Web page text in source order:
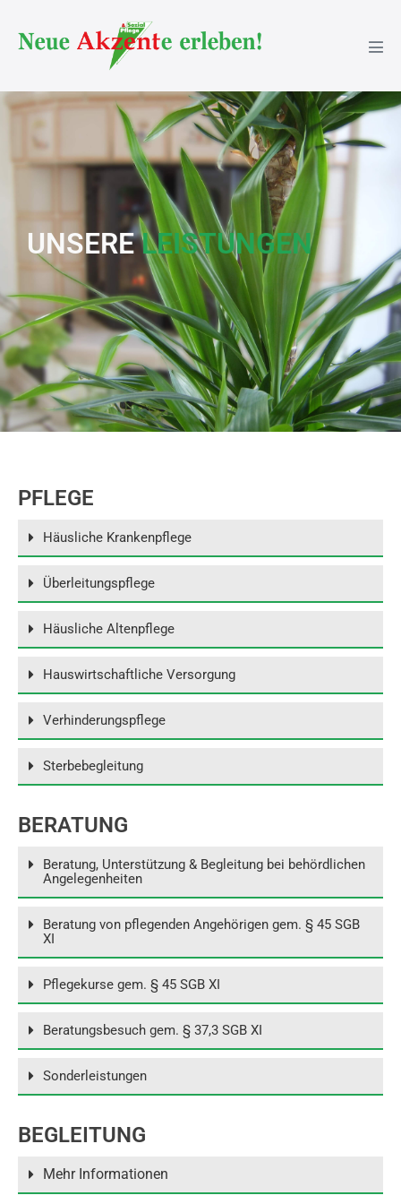
UNSERELEISTUNGEN
PFLEGE
Häusliche Krankenpflege
Überleitungspflege
Häusliche Altenpflege
Hauswirtschaftliche Versorgung
Verhinderungspflege
Sterbebegleitung
BERATUNG
Beratung, Unterstützung & Begleitung bei behördlichen
Angelegenheiten
Beratung von pflegenden Angehörigen gem. § 45 SGB
XI
Pflegekurse gem. § 45 SGB XI
Beratungsbesuch gem. § 37,3 SGB XI
Sonderleistungen
BEGLEITUNG
Mehr Informationen